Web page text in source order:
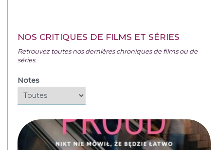
NOS CRITIQUES DE FILMS ET SÉRIES
Retrouvez toutes nos dernières chroniques de films ou de
séries.
Notes